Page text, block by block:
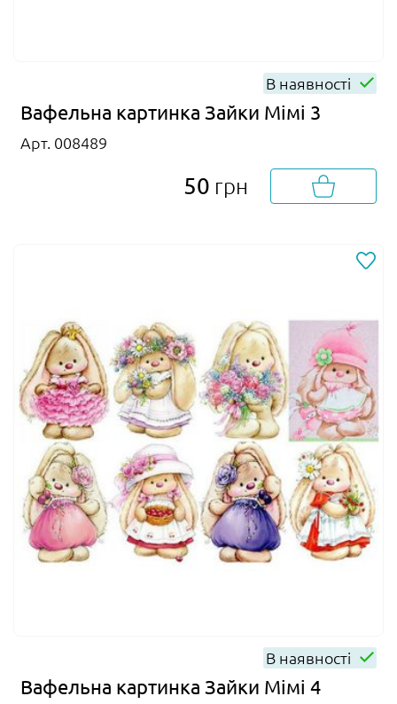
В наявності
Вафельна картинка Зайки Мімі 3
Арт. 008489
50 грн
В наявності
Вафельна картинка Зайки Мімі 4